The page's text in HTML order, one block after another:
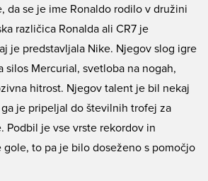
da se je ime Ronaldo rodilo v družini
različica Ronalda ali CR7 je
je predstavljala Nike. Njegov slog igre
silos Mercurial, svetloba na nogah,
hitrost. Njegov talent je bil nekaj
je pripeljal do številnih trofej za
Podbil je vse vrste rekordov in
gole, to pa je bilo doseženo s pomočjo